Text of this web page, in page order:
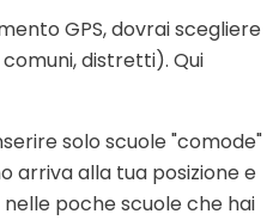
GPS, dovrai scegliere
distretti). Qui
solo scuole "comode"
arriva alla tua posizione e
poche scuole che hai